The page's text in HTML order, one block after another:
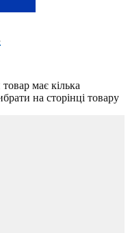
має кілька
на сторінці товару